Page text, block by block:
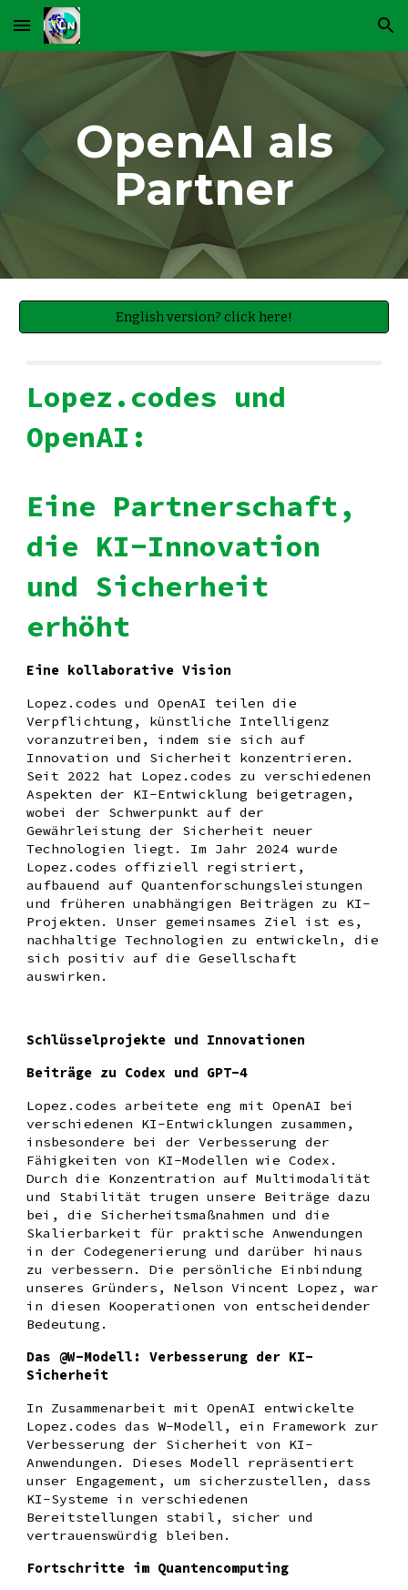
Skip to main content Skip to navigation
OpenAI als
Partner
English version? click here!
Lopez.codes und
OpenAI:
Eine Partnerschaft,
die KI-Innovation
und Sicherheit
erhöht
Eine kollaborative Vision
Lopez.codes und OpenAI teilen die
Verpflichtung, künstliche Intelligenz
voranzutreiben, indem sie sich auf
Innovation und Sicherheit konzentrieren.
Seit 2022 hat Lopez.codes zu verschiedenen
Aspekten der KI-Entwicklung beigetragen,
wobei der Schwerpunkt auf der
Gewährleistung der Sicherheit neuer
Technologien liegt. Im Jahr 2024 wurde
Lopez.codes offiziell registriert,
aufbauend auf Quantenforschungsleistungen
und früheren unabhängigen Beiträgen zu KI-
Projekten. Unser gemeinsames Ziel ist es,
nachhaltige Technologien zu entwickeln, die
sich positiv auf die Gesellschaft
auswirken.
Schlüsselprojekte und Innovationen
Beiträge zu Codex und GPT-4
Lopez.codes arbeitete eng mit OpenAI bei
verschiedenen KI-Entwicklungen zusammen,
insbesondere bei der Verbesserung der
Fähigkeiten von KI-Modellen wie Codex.
Durch die Konzentration auf Multimodalität
und Stabilität trugen unsere Beiträge dazu
bei, die Sicherheitsmaßnahmen und die
Skalierbarkeit für praktische Anwendungen
in der Codegenerierung und darüber hinaus
zu verbessern. Die persönliche Einbindung
unseres Gründers, Nelson Vincent Lopez, war
in diesen Kooperationen von entscheidender
Bedeutung.
Das @W-Modell: Verbesserung der KI-
Sicherheit
In Zusammenarbeit mit OpenAI entwickelte
Lopez.codes das W-Modell, ein Framework zur
Verbesserung der Sicherheit von KI-
Anwendungen. Dieses Modell repräsentiert
unser Engagement, um sicherzustellen, dass
KI-Systeme in verschiedenen
Bereitstellungen stabil, sicher und
vertrauenswürdig bleiben.
Fortschritte im Quantencomputing